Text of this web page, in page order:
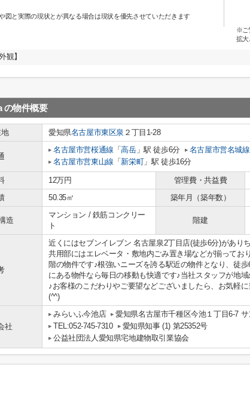
図と実際の現状とが異なる場合は現状を優先させていただきます
※ご
拡大
観】
の物件概要
愛知県名古屋市東区泉 ２丁目1-28
名古屋市営桜通線 「高岳」駅 徒歩6分 名古屋市営名城線
名古屋市営東山線 「 新栄町」駅 徒歩16分
12万円 管理費・共益費
50.35㎡ 築年月（築年数）
造
マンション / 鉄筋コンクリー
ト
階建
近くにはセブンイレブン 名古屋泉2丁目店(徒歩6分)があり
共用部にはエレベータ・敷地内ごみ置き場などが揃ってお
階の物件です♪根強いニーズを誇る駅近の物件となり、徒
にある物件なら毎日の移動も快適です♪当社スタッフが地
♪お客様のこだわりやご要望などございましたら、お気軽
(^^)
社
みらいふ今池店
愛知県名古屋市千種区今池１丁目6-7
TEL:052-745-7310
愛知県知事 (1) 第25352号
公益社団法人愛知県宅地建物取引業協会